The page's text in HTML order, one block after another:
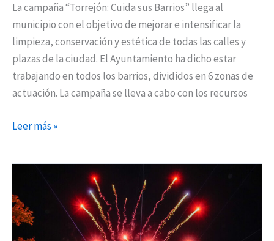
La campaña “Torrejón: Cuida sus Barrios” llega al
municipio con el objetivo de mejorar e intensificar la
limpieza, conservación y estética de todas las calles y
plazas de la ciudad. El Ayuntamiento ha dicho estar
trabajando en todos los barrios, divididos en 6 zonas de
actuación. La campaña se lleva a cabo con los recursos
Leer más »
Navidades
en
Torrejón